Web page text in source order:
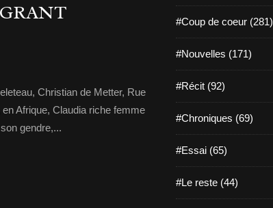
Christian de Metter, Rue
Afrique, Claudia riche femme
gendre,...
#Coup de coeur (281)
#Nouvelles (171)
#Récit (92)
#Chroniques (69)
#Essai (65)
#Le reste (44)